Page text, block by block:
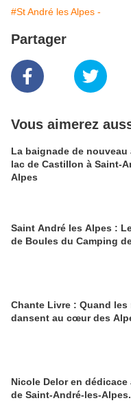
#St André les Alpes -
Partager
Vous aimerez
La baignade de nouveau
lac de Castillon à Saint-
Alpes
Saint André les Alpes :
de Boules du Camping
Chante Livre : Quand les
dansent au cœur des
Nicole Delor en dédicace
de Saint-André-les-Alpes.